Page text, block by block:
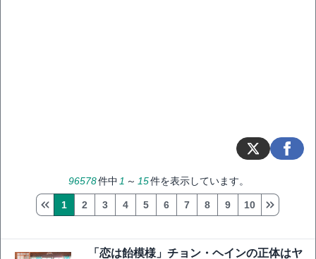
96578件中 1 ～ 15件を表示しています。
1 2 3 4 5 6 7 8 9 10
「恋は飴模様」チョン・ヘインの正体はヤ